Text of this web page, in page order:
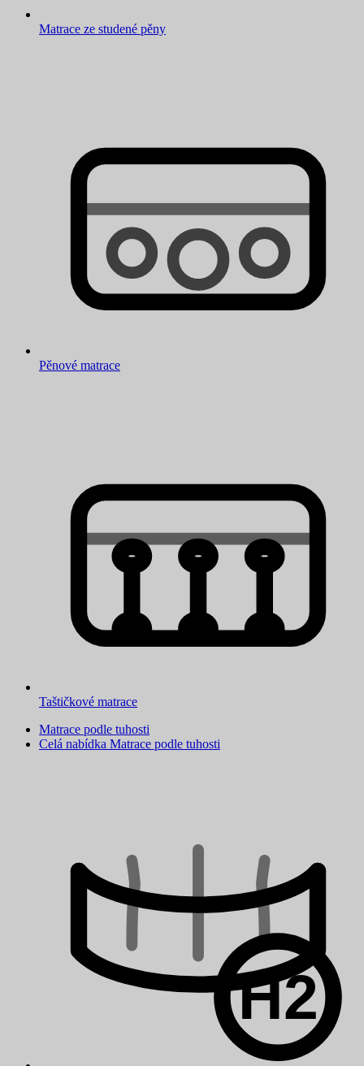
Matrace ze studené pěny
Pěnové matrace
Taštičkové matrace
Matrace podle tuhosti
Celá nabídka Matrace podle tuhosti